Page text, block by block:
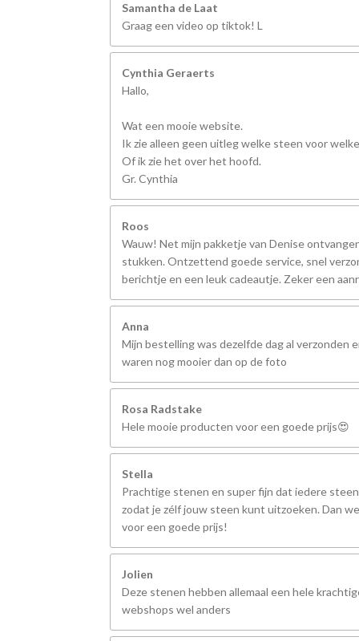
Samantha de Laat
Graag een video op tiktok! L
Cynthia Geraerts
Hallo,
Wat een mooie website.
Ik zie alleen geen uitleg welke steen voor
Of ik zie het over het hoofd.
Gr. Cynthia
Roos
Wauw! Net mijn pakketje van Denise
stukken. Ontzettend goede service, snel
berichtje en een leuk cadeautje. Zeker een
Anna
Mijn bestelling was dezelfde dag al verzonden
waren nog mooier dan op de foto
Rosa Radstake
Hele mooie producten voor een goede prijs😍
Stella
Prachtige stenen en super fijn dat iedere
zodat je zélf jouw steen kunt uitzoeken. Dan
voor een goede prijs!
Jolien
Deze stenen hebben allemaal een hele
webshops wel anders